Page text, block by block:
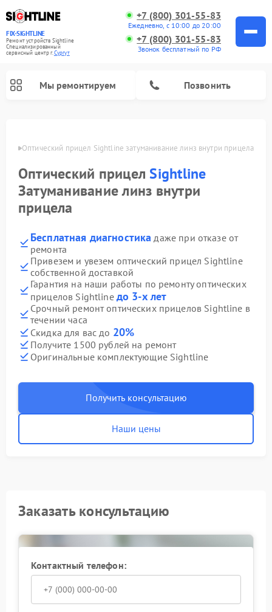
FIX-SIGHTLINE
Ремонт устройств Sightline
Специализированный
cервисный центр г.Сургут
+7 (800) 301-55-83
Ежедневно, с 10:00 до 20:00
+7 (800) 301-55-83
Звонок бесплатный по РФ
Мы ремонтируем Позвонить
Оптический прицел Sightline затуманивание линз внутри прицела
Оптический прицелSightline
Затуманивание линз внутри
прицела
Бесплатная диагностика даже при отказе от
ремонта
Привезем и увезем оптический прицел Sightline
собственной доставкой
Гарантия на наши работы по ремонту оптических
прицелов Sightline до 3-х лет
Срочный ремонт оптических прицелов Sightline в
течении часа
Скидка для вас до 20%
Получите 1500 рублей на ремонт
Оригинальные комплектующие Sightline
Получить консультацию
Наши цены
Заказать консультацию
Контактный телефон: